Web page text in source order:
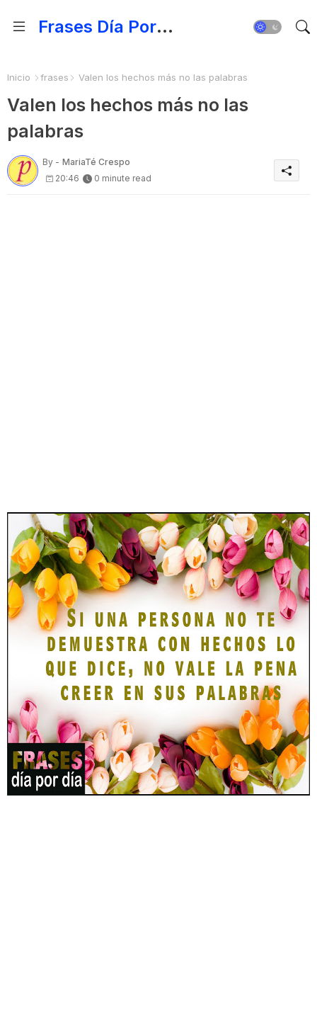
Frases Día Por Día - Para Fortalecer el Espíritu
Inicio frases Valen los hechos más no las palabras
Valen los hechos más no las
palabras
By - MariaTé Crespo
20:46
0 minute read